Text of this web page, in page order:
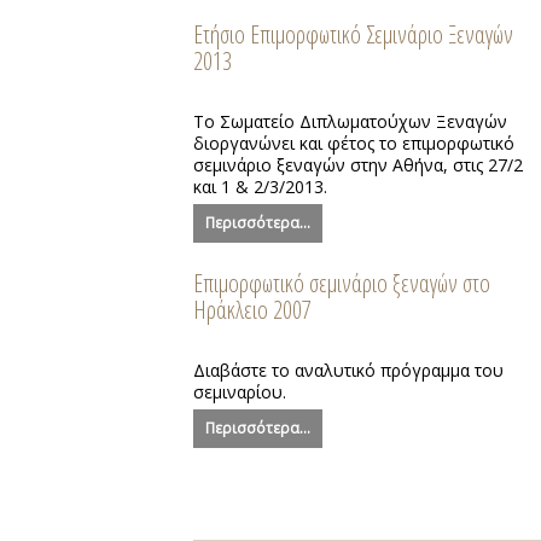
Ετήσιο Επιμορφωτικό Σεμινάριο Ξεναγών
2013
Το Σωματείο Διπλωματούχων Ξεναγών
διοργανώνει και φέτος το επιμορφωτικό
σεμινάριο ξεναγών στην Αθήνα, στις 27/2
και 1 & 2/3/2013.
Περισσότερα...
Επιμορφωτικό σεμινάριο ξεναγών στο
Ηράκλειο 2007
Διαβάστε το αναλυτικό πρόγραμμα του
σεμιναρίου.
Περισσότερα...